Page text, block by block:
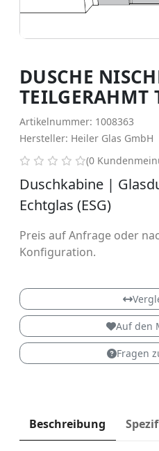
DUSCHE
TEILGERAHMT
Artikelnummer: 1008363
Hersteller: Heiler Glas GmbH
0 von 5
(0
Duschkabine |
Echtglas (ESG)
Preis auf Anfrage oder
Konfiguration.
Auf den
Fragen
Beschreibung